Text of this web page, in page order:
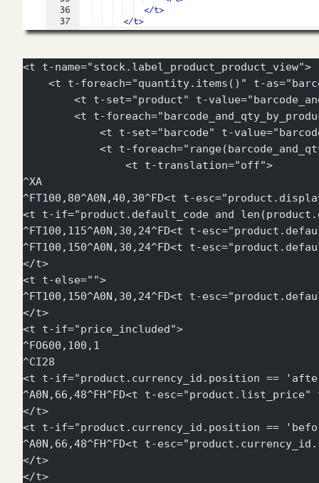
<t t-name="stock.label_product_product_view">
<t t-foreach="quantity.items()" t-
<t t-set="product" t-
<t t-
<t t-set="barcode" t-
<t t-
                <t t-translation="off">
^XA
^FT100,80^A0N,40,30^FD<t t-
<t t-if="product.default_code and
^FT100,115^A0N,30,24^FD<t t-
^FT100,150^A0N,30,24^FD<t t-
</t>
<t t-else="">
^FT100,150^A0N,30,24^FD<t t-
</t>
<t t-if="price_included">
^FO600,100,1
^CI28
<t t-if="product.currency_id.position ==
^A0N,66,48^FH^FD<t t-
</t>
<t t-if="product.currency_id.position ==
^A0N,66,48^FH^FD<t t-
</t>
</t>